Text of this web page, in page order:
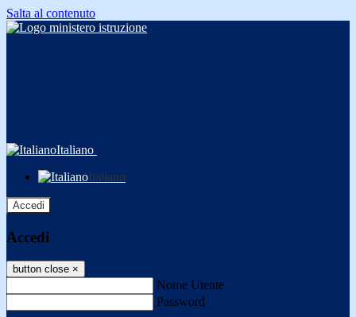
Salta al contenuto
Italiano
Italiano
Accedi
Accedi
button close ×
Nome Utente
Password